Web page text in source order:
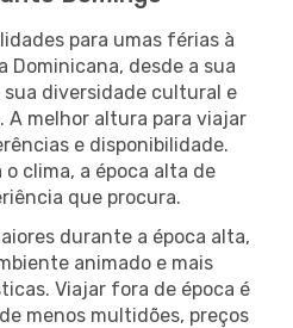
para umas férias à
Dominicana, desde a sua
diversidade cultural e
melhor altura para viajar
e disponibilidade.
clima, a época alta de
que procura.
durante a época alta,
animado e mais
Viajar fora de época é
menos multidões, preços